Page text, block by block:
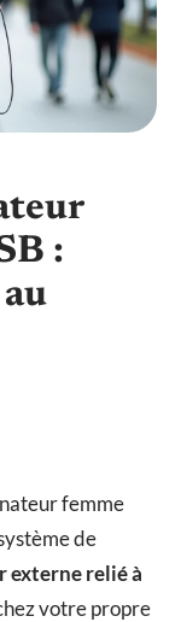
:
femme
de
externe relié à
votre propre